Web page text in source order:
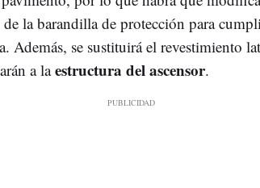
la barandilla de protección para
Además, se sustituirá el revestimiento
a laestructura del ascensor.